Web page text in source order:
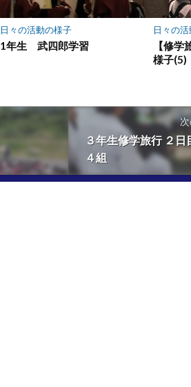
日々の活動の様子
1年生 武四郎学習
日々の
【修
様子(5)
３年生修学旅行 ２
４組